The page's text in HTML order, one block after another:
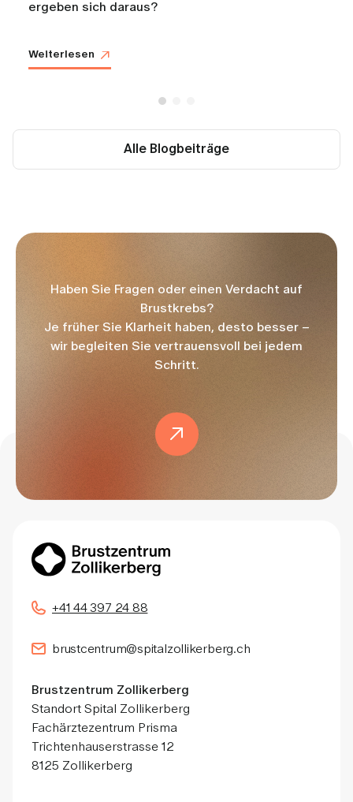
ergeben sich daraus?
Weiterlesen
Alle Blogbeiträge
Haben Sie Fragen oder einen Verdacht auf
Brustkrebs?
Je früher Sie Klarheit haben, desto besser –
wir begleiten Sie vertrauensvoll bei jedem
Schritt.
+41 44 397 24 88
brustcentrum@spitalzollikerberg.ch
Brustzentrum Zollikerberg
Standort Spital Zollikerberg
Fachärztezentrum Prisma
Trichtenhauserstrasse 12
8125 Zollikerberg